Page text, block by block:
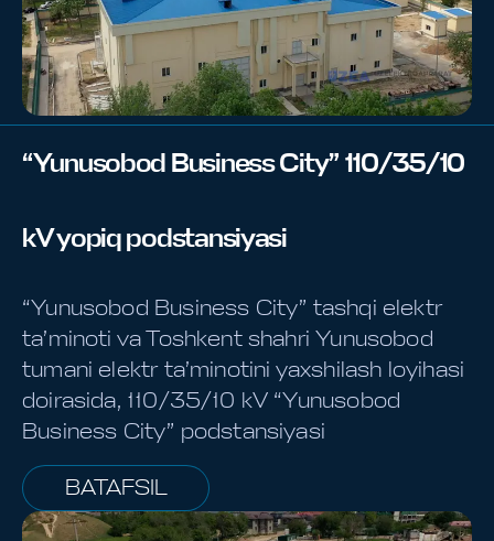
“Yunusobod Business City” 110/35/10
kV yopiq podstansiyasi
“Yunusobod Business City” tashqi elektr
ta’minoti va Toshkent shahri Yunusobod
tumani elektr ta’minotini yaxshilash loyihasi
doirasida, 110/35/10 kV “Yunusobod
Business City” podstansiyasi
BATAFSIL